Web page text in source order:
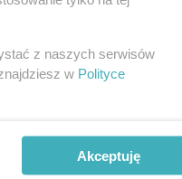
z naszych serwisów
w Polityce
Akceptuję